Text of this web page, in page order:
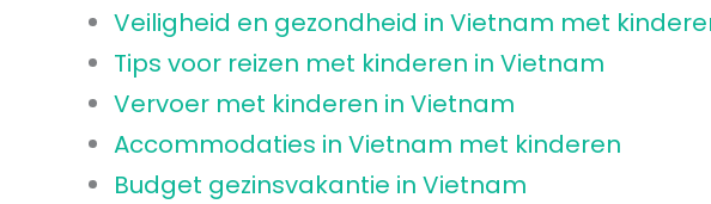
Veiligheid en gezondheid in Vietnam met
Tips voor reizen met kinderen in Vietnam
Vervoer met kinderen in Vietnam
Accommodaties in Vietnam met kinderen
Budget gezinsvakantie in Vietnam